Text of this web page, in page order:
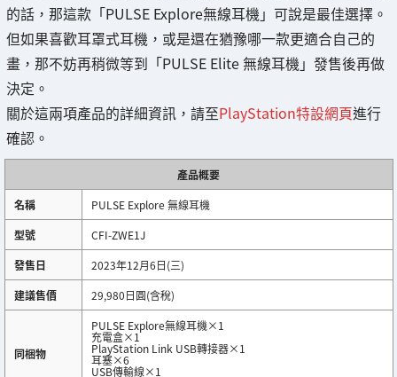
的話，那這款「PULSE Explore無線耳機」可說是最佳選擇。
但如果喜歡耳罩式耳機，或是還在猶豫哪一款更適合自己的
畫，那不妨再稍微等到「PULSE Elite 無線耳機」發售後再做
決定。
關於這兩項產品的詳細資訊，請至PlayStation特設網頁進行
確認。
產品概要
名稱
PULSE Explore 無線耳機
型號
CFI-ZWE1J
發售日
2023年12月6日(三)
建議售價
29,980日圓(含稅)
同梱物
PULSE Explore無線耳機×1
充電盒×1
PlayStation Link USB轉接器×1
耳塞×6
USB傳輸線×1